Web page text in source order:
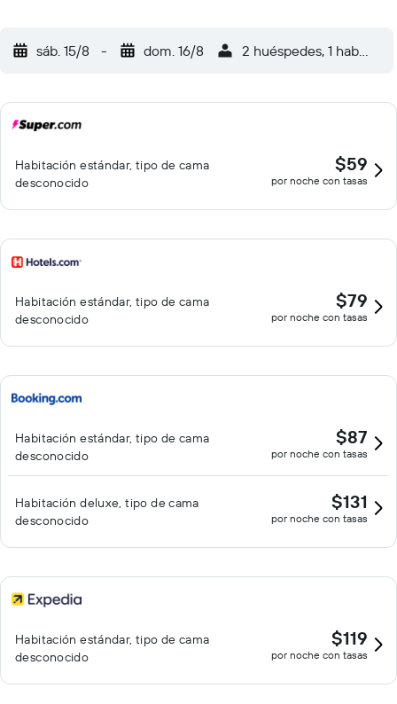
sáb. 15/8 - dom. 16/8 2 huéspedes, 1
Habitación estándar, tipo de cama
desconocido
$59
por noche con tasas
Habitación estándar, tipo de cama
desconocido
$79
por noche con tasas
Habitación estándar, tipo de cama
desconocido
$87
por noche con tasas
Habitación deluxe, tipo de cama
desconocido
$131
por noche con tasas
Habitación estándar, tipo de cama
desconocido
$119
por noche con tasas